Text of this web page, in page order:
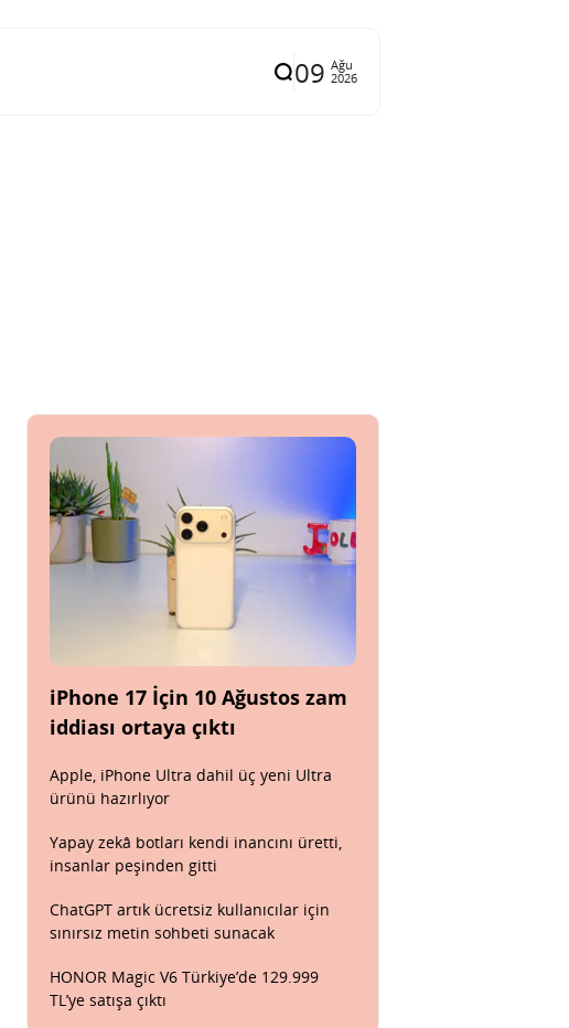
09 Ağu
2026
iPhone 17 İçin 10 Ağustos zam
iddiası ortaya çıktı
Apple, iPhone Ultra dahil üç yeni Ultra
ürünü hazırlıyor
Yapay zekâ botları kendi inancını üretti,
insanlar peşinden gitti
ChatGPT artık ücretsiz kullanıcılar için
sınırsız metin sohbeti sunacak
HONOR Magic V6 Türkiye’de 129.999
TL’ye satışa çıktı